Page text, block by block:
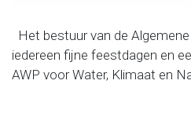
Het bestuur van de
iedereen fijne feestdagen en
AWP voor Water, Klimaat en